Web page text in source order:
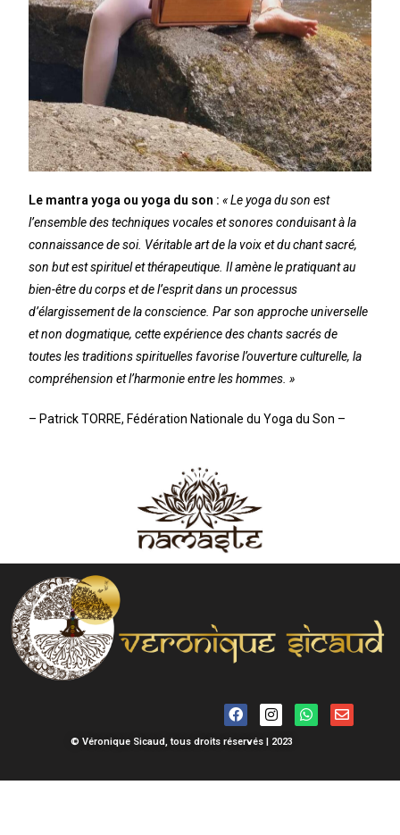
Le mantra yoga ou yoga du son :« Le yoga du son est
l’ensemble des techniques vocales et sonores conduisant à la
connaissance de soi. Véritable art de la voix et du chant sacré,
son but est spirituel et thérapeutique. Il amène le pratiquant au
bien-être du corps et de l’esprit dans un processus
d’élargissement de la conscience. Par son approche universelle
et non dogmatique, cette expérience des chants sacrés de
toutes les traditions spirituelles favorise l’ouverture culturelle, la
compréhension et l’harmonie entre les hommes. »
– Patrick TORRE, Fédération Nationale du Yoga du Son –
© Véronique Sicaud, tous droits réservés | 2023